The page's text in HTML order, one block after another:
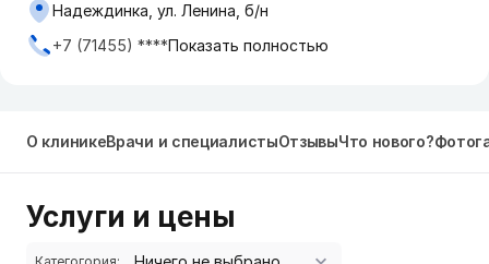
Надеждинка, ул. Ленина, б/н
+7 (71455) ****Показать полностью
О клиникеВрачи и специалистыОтзывыЧто нового?
Услуги и цены